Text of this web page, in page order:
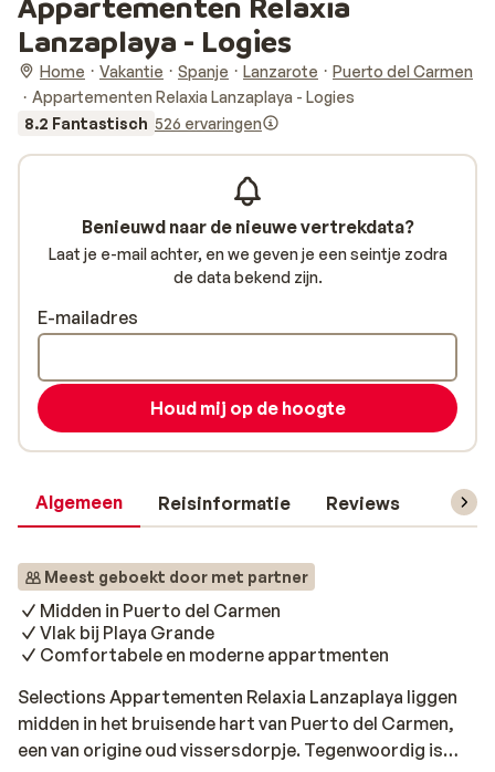
Lanzaplaya - Logies
Home Vakantie Spanje Lanzarote
Puerto del Carmen
Appartementen Relaxia Lanzaplaya - Logies
8.2 Fantastisch 526 ervaringen
Algemeen Reisinformatie Reviews
Meest geboekt door met partner
Midden in Puerto del Carmen
Vlak bij Playa Grande
Comfortabele en moderne appartmenten
Selections Appartementen Relaxia Lanzaplaya liggen
midden in het bruisende hart van Puerto del Carmen,
een van origine oud vissersdorpje. Tegenwoordig is
Benieuwd naar de nieuwe vertrekdata?
Laat je e-mail achter, en we geven je een seintje zodra
de data bekend zijn.
E-mailadres
Houd mij op de hoogte